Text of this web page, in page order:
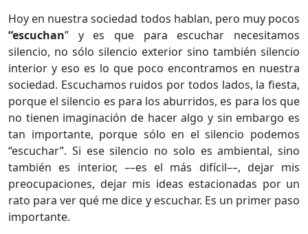
Hoy en nuestra sociedad todos hablan, pero muy pocos
“escuchan” y es que para escuchar necesitamos
silencio, no sólo silencio exterior sino también silencio
interior y eso es lo que poco encontramos en nuestra
sociedad. Escuchamos ruidos por todos lados, la fiesta,
porque el silencio es para los aburridos, es para los que
no tienen imaginación de hacer algo y sin embargo es
tan importante, porque sólo en el silencio podemos
“escuchar”. Si ese silencio no solo es ambiental, sino
también es interior, ––es el más difícil––, dejar mis
preocupaciones, dejar mis ideas estacionadas por un
rato para ver qué me dice y escuchar. Es un primer paso
importante.